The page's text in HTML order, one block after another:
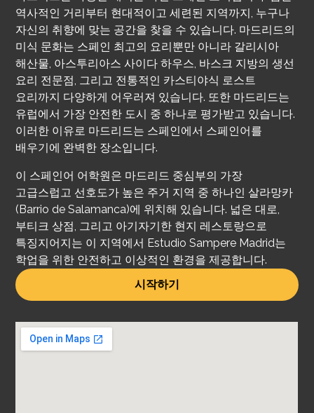
역사적인 거리부터 현대적이고 세련된 지역까지, 누구나
자신의 취향에 맞는 공간을 찾을 수 있습니다. 마드리드의
미식 문화는 스페인 최고의 요리뿐만 아니라 갈리시아
해산물, 아스투리아스 사이다 하우스, 바스크 지방의 생선
요리 전문점, 그리고 전통적인 카스티야식 로스트
요리까지 다양하게 어우러져 있습니다. 또한 마드리드는
유럽에서 가장 안전한 도시 중 하나로 평가받고 있습니다.
이러한 이유로 마드리드는 스페인에서 스페인어를
배우기에 완벽한 장소입니다.
이 스페인어 어학원은 마드리드 중심부의 가장
고급스럽고 선호도가 높은 주거 지역 중 하나인 살라망카
(Barrio de Salamanca)에 위치해 있습니다. 넓은 대로,
부티크 상점, 그리고 아기자기한 현지 레스토랑으로
특징지어지는 이 지역에서 Estudio Sampere Madrid는
학업을 위한 안전하고 이상적인 환경을 제공합니다.
시작하기